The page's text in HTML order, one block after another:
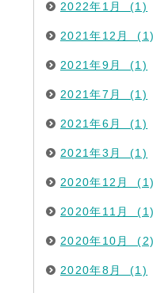
2022年1月 (1)
2021年12月 (1)
2021年9月 (1)
2021年7月 (1)
2021年6月 (1)
2021年3月 (1)
2020年12月 (1)
2020年11月 (1)
2020年10月 (2)
2020年8月 (1)